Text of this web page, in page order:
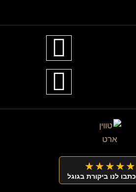
★★★★★
כתבו לנו ביקורת בגוגל